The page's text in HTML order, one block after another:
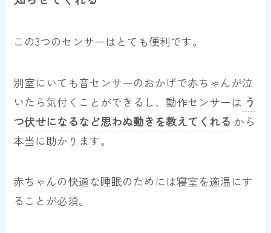
この3つのセンサーはとても便利です。
別室にいても音センサーのおかげで赤ちゃんが泣
いたら気付くことができるし、動作センサーは う
つ伏せになるなど思わぬ動きを教えてくれる から
本当に助かります。
赤ちゃんの快適な睡眠のためには寝室を適温にす
ることが必須。